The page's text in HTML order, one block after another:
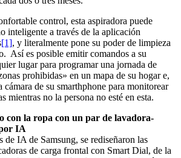
control, esta aspiradora puede
inteligente a través de la aplicación
[1], y literalmente pone su poder de limpieza
Así es posible emitir comandos a su
lugar para programar una jornada de
prohibidas» en un mapa de su hogar e,
cámara de su smarthphone para monitorear
mientras no la persona no esté en esta.
con la ropa con un par de lavadora-
IA
de IA de Samsung, se rediseñaron las
de carga frontal con Smart Dial, de la